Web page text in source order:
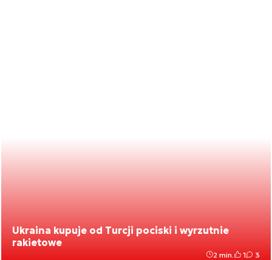
Ukraina kupuje od Turcji pociski i wyrzutnie
rakietowe
2 min. 1 3